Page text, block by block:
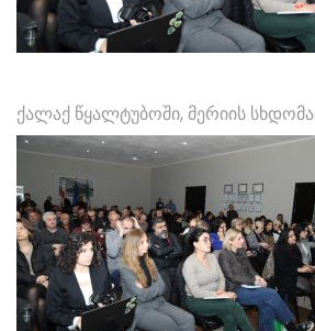
ქალაქ წყალტუბოში, მერიის